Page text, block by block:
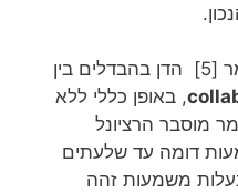
, באופן כללי ללא
מוסבר הרציונל
דומה עד שלעתים
משמעות זהה